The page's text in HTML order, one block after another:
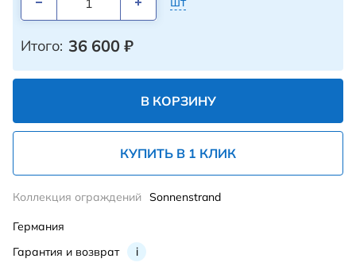
Итого: 36 600 ₽
В КОРЗИНУ
КУПИТЬ В 1 КЛИК
Гарантия и возврат i
Коллекция ограждений Sonnenstrand
Германия